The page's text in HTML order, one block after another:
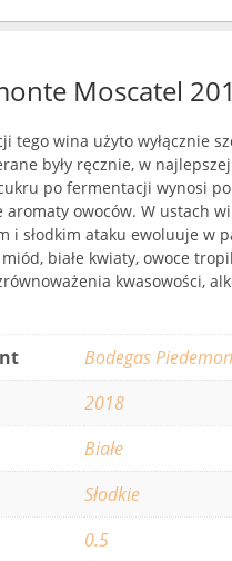
Moscatel
tego wina użyto wyłącznie
były ręcznie, w
po fermentacji wynosi
aromaty owoców. W ustach
i słodkim ataku ewoluuje w
białe kwiaty, owoce
kwasowości,
Bodegas
2018
Białe
Słodkie
0.5